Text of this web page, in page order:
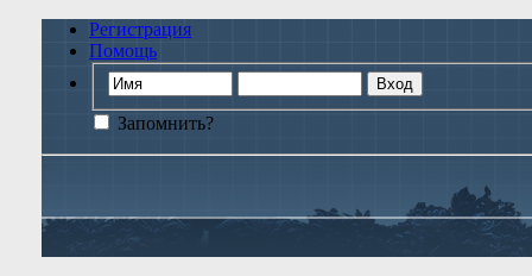
Регистрация
Помощь
Запомнить?